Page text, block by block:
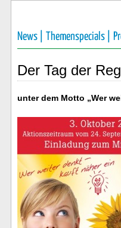
News | Themenspecials |
Der Tag der
unter dem Motto „Wer